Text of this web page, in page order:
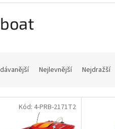
Nejlevnější Nejdražší
Kód: 4-PRB-2171T2